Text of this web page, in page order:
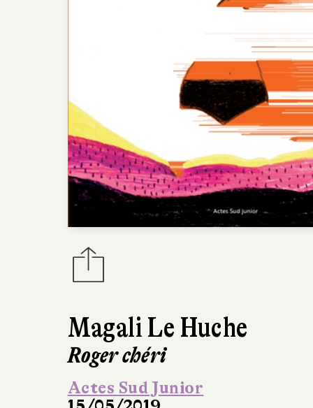
Magali Le Huche
Roger chéri
Actes Sud Junior